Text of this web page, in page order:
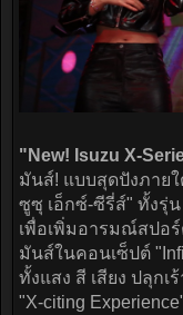
"New! Isuzu X-
มันส์! แบบสุดปังภาย
ซูซุ เอ็กซ์-ซีรี่ส์" ทั้งรุ่น
เพื่อเพิ่มอารมณ์สปอ
มันส์ในคอนเซ็ปต์
ทั้งแสง สี เสียง ปลุก
"X-citing